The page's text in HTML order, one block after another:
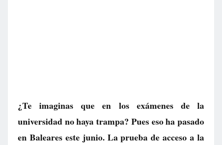
¿Te imaginas que en los exámenes de la
universidad no haya trampa? Pues eso ha pasado
en Baleares este junio. La prueba de acceso a la